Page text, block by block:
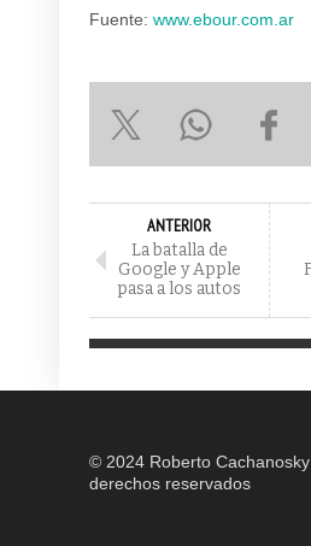
Fuente: www.ebour.com.ar
ANTERIOR
La batalla de
Google y Apple
pasa a los autos
© 2024 Roberto
derechos reservados